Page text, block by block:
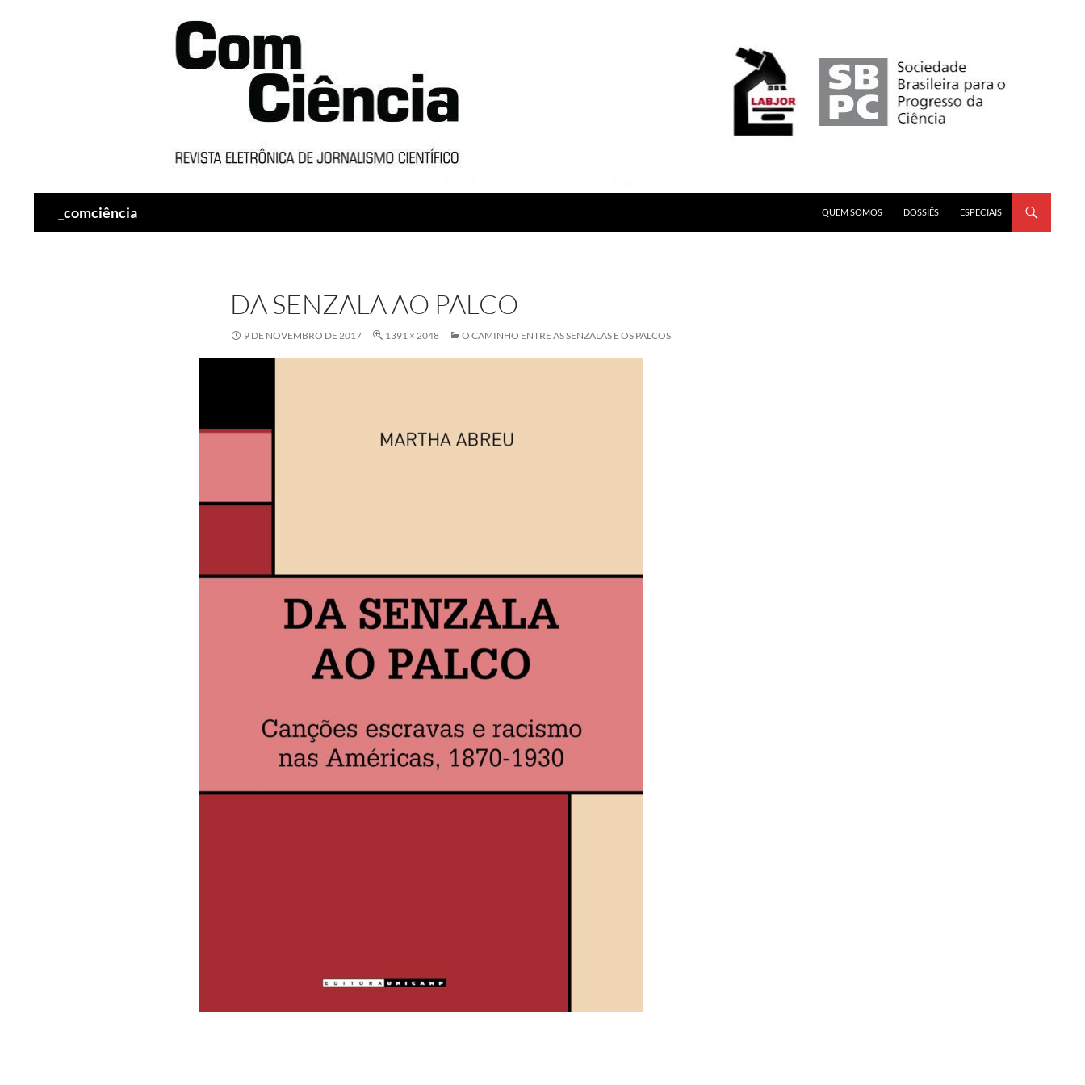
_comciência
QUEM SOMOS
DOSSIÊS ESPECIAIS
DA SENZALA AO PALCO
9 DE NOVEMBRO DE 2017 1391 × 2048 O CAMINHO ENTRE AS SENZALAS E OS PALCOS